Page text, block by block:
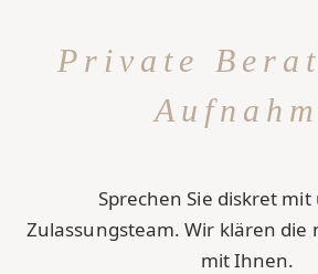
Private
Sprechen Sie diskret
Zulassungsteam. Wir klären die
mit Ihnen.